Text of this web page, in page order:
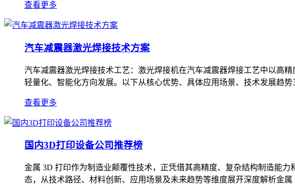
查看更多
汽车减震器激光焊接技术方案
汽车减震器激光焊接技术工艺：激光焊接机在汽车减震器焊接工艺中以高
轻量化、智能化方向发展。以下从核心优势、具体应用场景、技术发展趋
查看更多
国内3D打印设备公司推荐榜
金属 3D 打印作为制造业颠覆性技术，正凭借其高精度、复杂结构制造能
态，从技术路径、材料创新、应用场景及未来趋势等维度展开深度解析金